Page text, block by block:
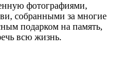
фотографиями,
собранными за многие
подарком на память,
всю жизнь.